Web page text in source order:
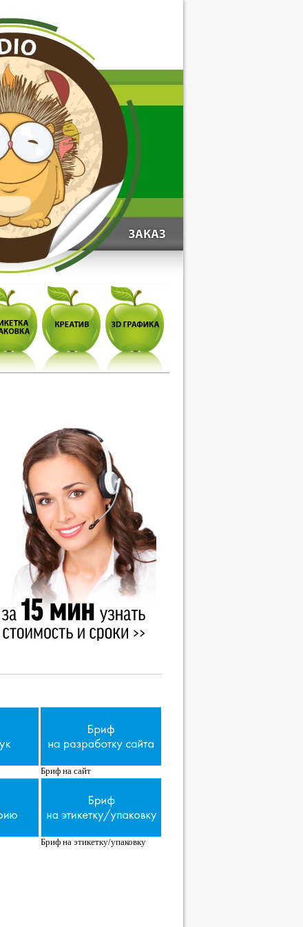
Бриф на сайт
Бриф на этикетку/упаковку